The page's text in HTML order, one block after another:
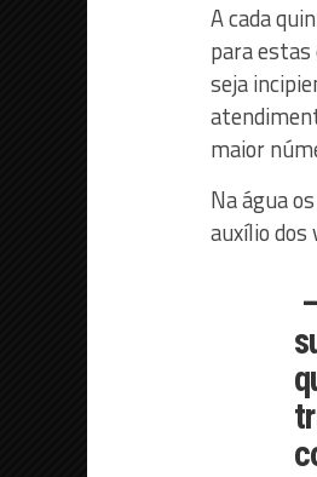
A cada
para estas
seja
maior
Na água
auxílio